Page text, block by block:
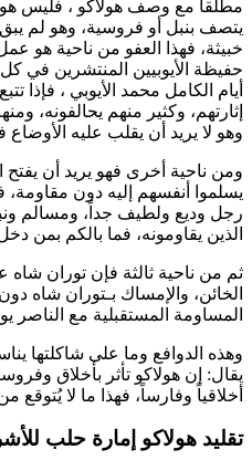
مطلقاً مع وصف هولاكو ، فليس
يتصف بنبل أو فروسية، وهو لم
خبيثة، فهذا العفو من ناحية هو
حفيظة الأيوبيين المنتشرين في كل
أيام الكامل محمد الأيوبي ، فإذا
إثارتهم، وكثير منهم يحالفونه،
وهو لا يريد أن يقلب عليه
ومن ناحية أخرى فهو يريد أن يفتح
يسلموا أنفسهم إليه دون
رجل وديع ولطيف جداً، ومسالم
الذين يقاومونه، فما بالكم بمن
ثم من ناحية ثالثة فإن توران شاه
الخائن، والإمساك بـتوران شاه
المساومة المستقبلية مع الناصر
وهذه الدوافع وما على شاكلتها
يقال: إن هولاكو تأثر بأخلاق
أخلاقياً وفارساً، فهذا ما لا يُتوقع
تقليد هولاكو إمارة حلب